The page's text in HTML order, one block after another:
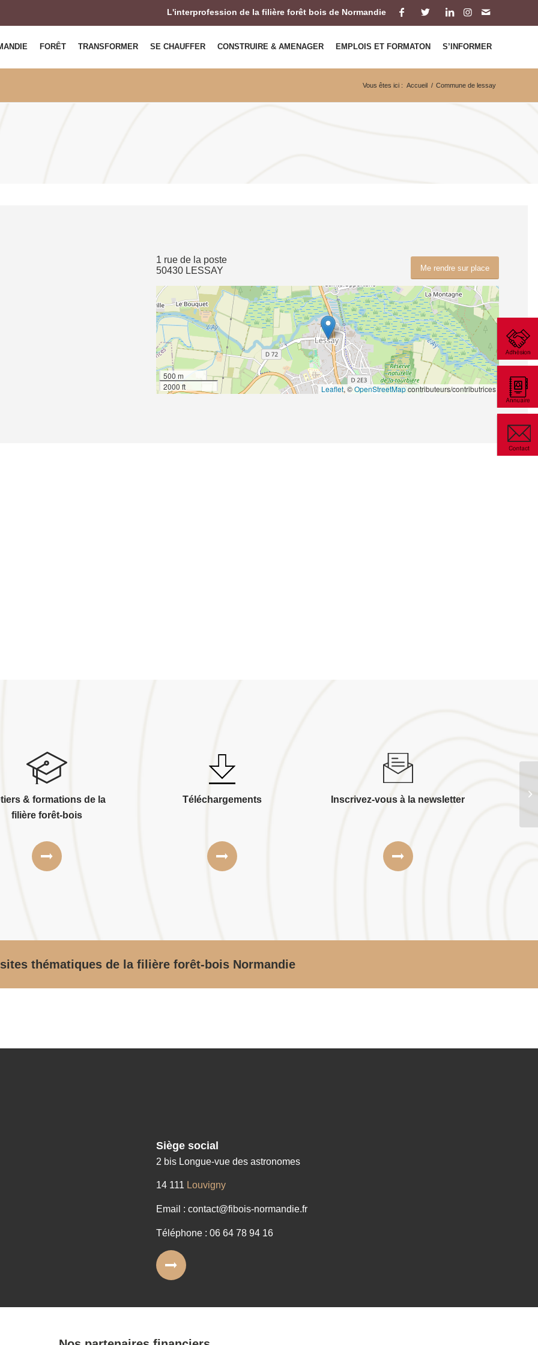
L'interprofession de la filière forêt bois de Normandie
FORÊT TRANSFORMER SE CHAUFFER CONSTRUIRE & AMENAGER EMPLOIS ET FORMATON S’INFORMER
Vous êtes ici : Accueil / Commune de lessay
Me rendre sur place
1 rue de la poste
50430 LESSAY
500 m
2000 ft
Leaflet, ©OpenStreetMapcontributeurs/contributrices
& formations de la
filière forêt-bois
Téléchargements Inscrivez-vous à la newsletter
thématiques de la filière forêt-bois Normandie
Siège social
2 bis Longue-vue des astronomes
14 111 Louvigny
Email : contact@fibois-normandie.fr
Téléphone : 06 64 78 94 16